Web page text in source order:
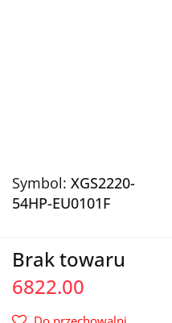
Symbol: XGS2220-
54HP-EU0101F
Brak towaru
6822.00